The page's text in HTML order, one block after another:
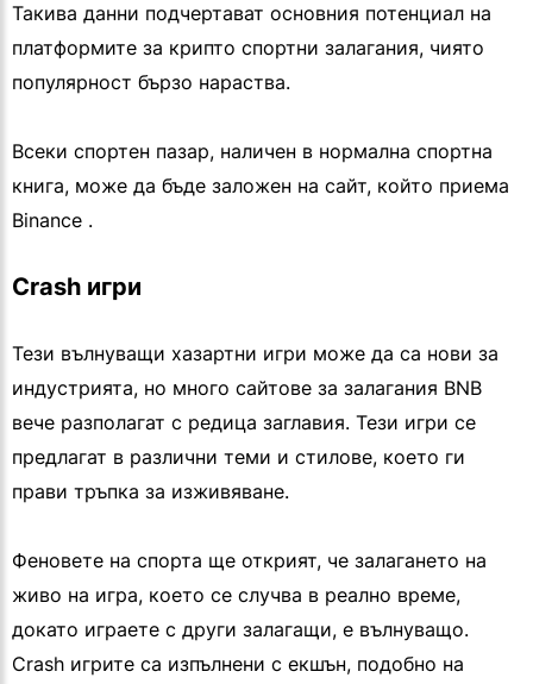
Такива данни подчертават основния потенциал на
платформите за крипто спортни залагания, чиято
популярност бързо нараства.
Всеки спортен пазар, наличен в нормална спортна
книга, може да бъде заложен на сайт, който приема
Binance .
Crash игри
Тези вълнуващи хазартни игри може да са нови за
индустрията, но много сайтове за залагания BNB
вече разполагат с редица заглавия. Тези игри се
предлагат в различни теми и стилове, което ги
прави тръпка за изживяване.
Феновете на спорта ще открият, че залагането на
живо на игра, което се случва в реално време,
докато играете с други залагащи, е вълнуващо.
Crash игрите са изпълнени с екшън, подобно на